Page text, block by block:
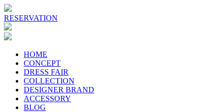
RESERVATION
HOME
CONCEPT
DRESS FAIR
COLLECTION
DESIGNER BRAND
ACCESSORY
BLOG